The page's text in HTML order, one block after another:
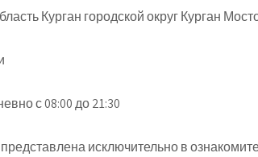
Курган городской округ Курган
с 08:00 до 21:30
исключительно в